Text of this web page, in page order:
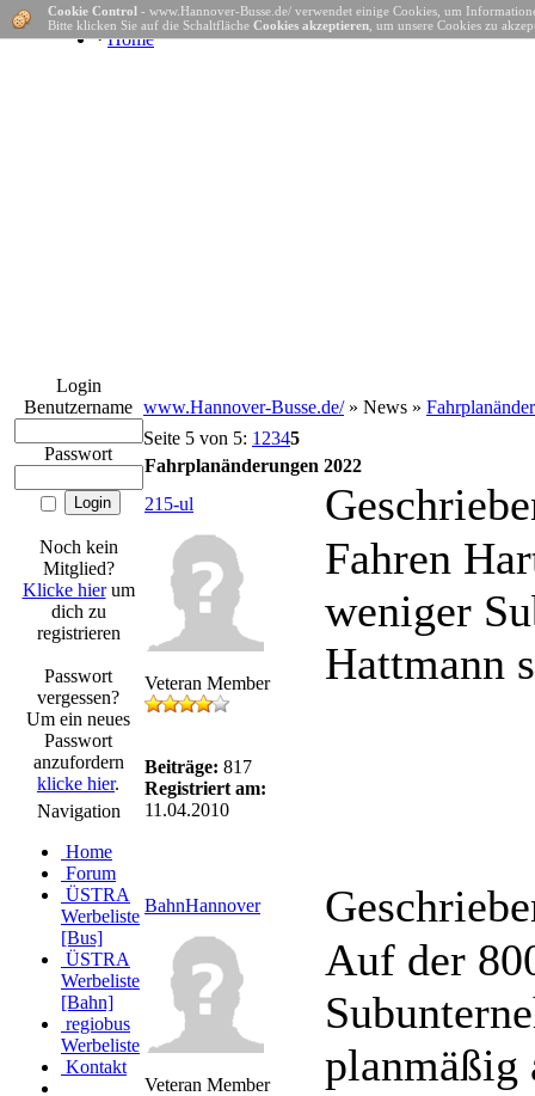
· Home
Login
Benutzername
Passwort
Noch kein
Mitglied?
Klicke hierum
dich zu
registrieren
Passwort
vergessen?
Um ein neues
Passwort
anzufordern
klicke hier.
Navigation
Home
Forum
ÜSTRA
Werbeliste
[Bus]
ÜSTRA
Werbeliste
[Bahn]
regiobus
Werbeliste
Kontakt
Cookie Control - www.Hannover-Busse.de/ verwendet einige Cookies, um
Bitte klicken Sie auf die Schaltfläche Cookies akzeptieren , um unsere Cookies zu
www.Hannover-Busse.de/» News »
Seite 5 von 5: 1 2345
Fahrplanänderungen 2022
215-ul
Veteran Member
Beiträge: 817
Registriert am:
11.04.2010
Fahren
weniger
Hattmann
BahnHannover
Veteran Member
Auf der
planmäßig